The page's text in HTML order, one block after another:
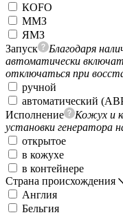
КОFO
ММЗ
ЯМЗ
Запуск
Благодаря
автоматически
отключаться при
ручной
автоматический
Исполнение
Кожух и
установки генератора
открытое
в кожухе
в контейнере
Страна происхождения
Англия
Бельгия